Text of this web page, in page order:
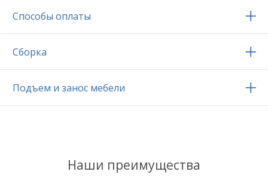
Способы оплаты
Сборка
Подъем и занос мебели
Наши преимущества